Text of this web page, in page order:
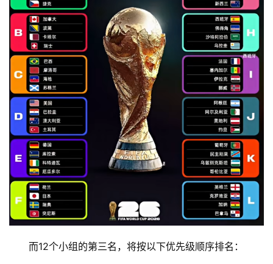
而12个小组的第三名，将按以下优先级顺序排名：